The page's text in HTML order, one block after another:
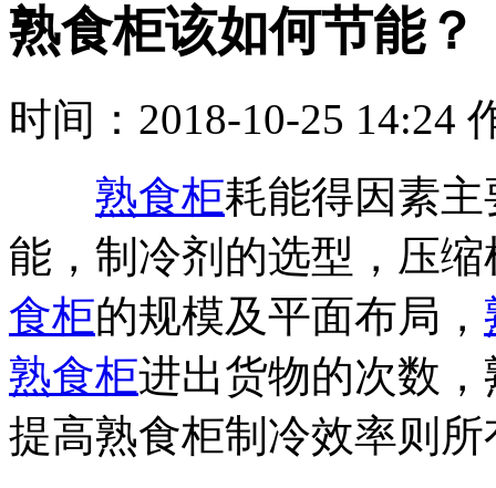
熟食柜该如何节能？
时间：2018-10-25 14:24
熟食柜耗能得因素
能，制冷剂的选型，压
食柜的规模及平面布局，
熟食柜进出货物的次数
提高熟食柜制冷效率则